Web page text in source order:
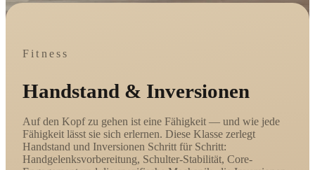
Fitness
Handstand & Inversionen
Auf den Kopf zu gehen ist eine Fähigkeit — und wie jede
Fähigkeit lässt sie sich erlernen. Diese Klasse zerlegt
Handstand und Inversionen Schritt für Schritt:
Handgelenksvorbereitung, Schulter-Stabilität, Core-